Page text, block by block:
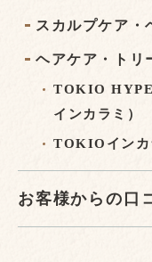
スカルプケア・
ヘアケア・トリ
TOKIO
インカラミ）
TOKIOインカ
お客様からの口